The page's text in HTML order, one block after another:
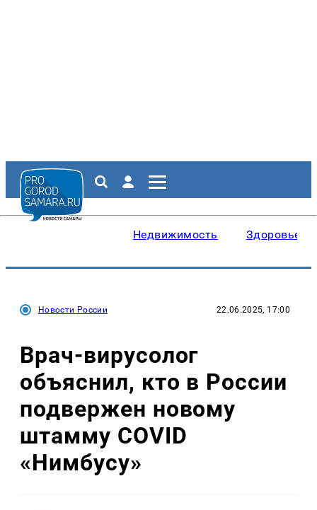
Недвижимость Здоровье
Новости России 22.06.2025, 17:00
Врач-вирусолог
объяснил, кто в России
подвержен новому
штамму COVID
«Нимбусу»